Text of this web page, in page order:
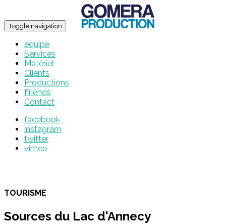
Toggle navigation
équipe
Services
Matériel
Clients
Productions
Friends
Contact
facebook
instagram
twitter
vimeo
TOURISME
Sources du Lac d'Annecy